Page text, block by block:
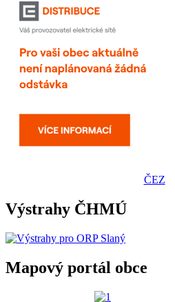
ČEZ
Výstrahy ČHMÚ
Mapový portál obce